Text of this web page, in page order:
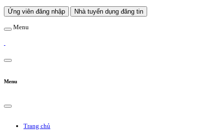
Ứng viên đăng nhập Nhà tuyển dụng đăng tin
Menu
Menu
Trang chủ